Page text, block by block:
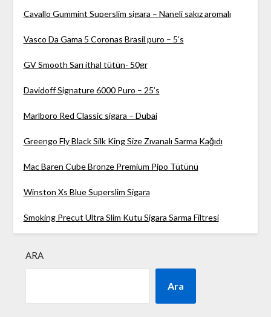
Cavallo Gummint Superslim sigara – Naneli sakız aromalı
Vasco Da Gama 5 Coronas Brasil puro – 5’s
GV Smooth Sarı ithal tütün- 50gr
Davidoff Signature 6000 Puro – 25’s
Marlboro Red Classic sigara – Dubai
Greengo Fly Black Silk King Size Zıvanalı Sarma Kağıdı
Mac Baren Cube Bronze Premium Pipo Tütünü
Winston Xs Blue Superslim Sigara
Smoking Precut Ultra Slim Kutu Sigara Sarma Filtresi
ARA
Ara